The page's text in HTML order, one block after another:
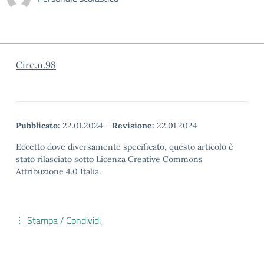
Circ.n.98
Pubblicato: 22.01.2024 - Revisione: 22.01.2024
Eccetto dove diversamente specificato, questo articolo è
stato rilasciato sotto Licenza Creative Commons
Attribuzione 4.0 Italia.
Stampa / Condividi